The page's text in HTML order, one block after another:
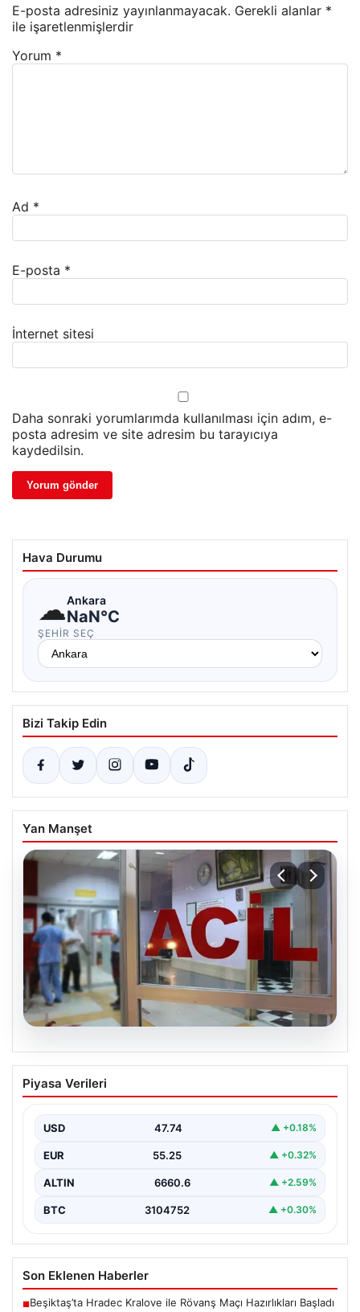
E-posta adresiniz yayınlanmayacak. Gerekli alanlar *
ile işaretlenmişlerdir
Yorum *
Ad *
E-posta *
İnternet sitesi
Daha sonraki yorumlarımda kullanılması için adım, e-
posta adresim ve site adresim bu tarayıcıya
kaydedilsin.
Hava Durumu
☁Ankara
NaN°C
ŞEHIR SEÇ
Bizi Takip Edin
Yan Manşet
Ambulans ile otomobil çarpıştı: 3’ü
sağlık çalışanı 5 yaralı
Piyasa Verileri
USD 47.74 ▲ +0.18%
EUR 55.25 ▲ +0.32%
ALTIN 6660.6 ▲ +2.59%
BTC 3104752 ▲ +0.30%
Son Eklenen Haberler
■Beşiktaş’ta Hradec Kralove ile Rövanş Maçı Hazırlıkları Başladı